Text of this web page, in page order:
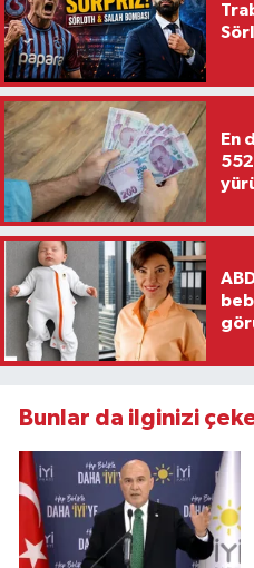
En
Bunlar da ilginizi